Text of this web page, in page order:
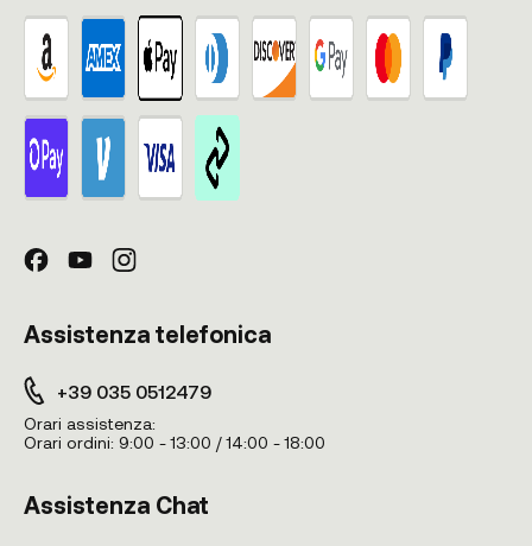
Assistenza telefonica
+39 035 0512479
Orari assistenza:
Orari ordini: 9:00 - 13:00 / 14:00 - 18:00
Assistenza Chat